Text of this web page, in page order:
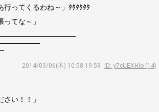
行ってくるわね～」ﾀﾀﾀﾀﾀﾀ
てな～」
2014/03/06(木) 10:58:19.58
ID: y7cUEXHlo (14)
い！！」